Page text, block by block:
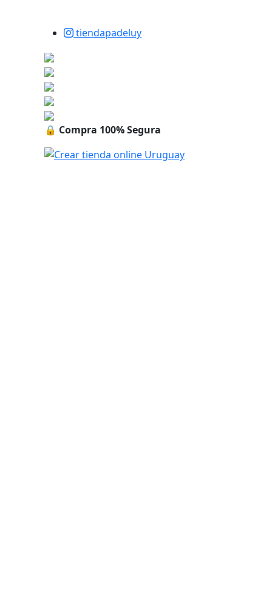
tiendapadeluy
🔒 Compra 100% Segura